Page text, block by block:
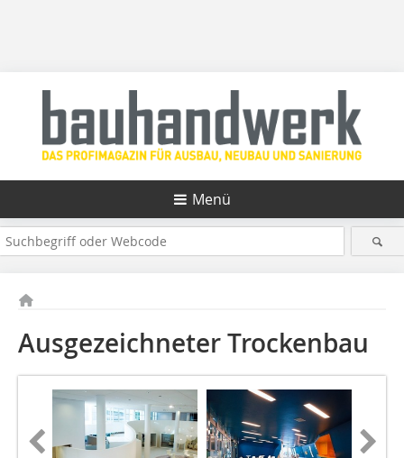
Menü
Ausgezeichneter Trockenbau